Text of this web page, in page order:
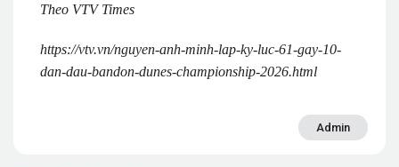
Theo VTV Times
https://vtv.vn/nguyen-anh-minh-lap-ky-luc-61-gay-10-
dan-dau-bandon-dunes-championship-2026.html
Admin